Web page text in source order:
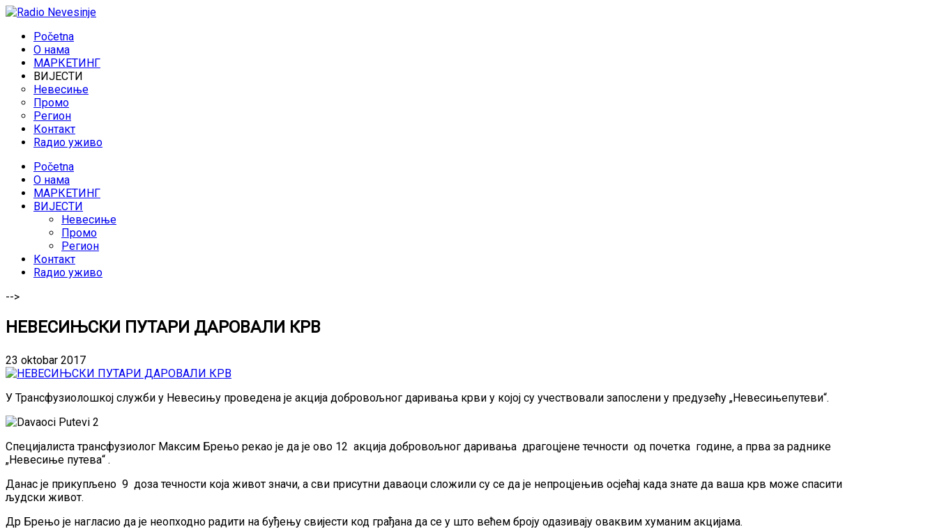
Početna
O нама
МАРКЕТИНГ
ВИЈЕСТИ
Невесиње
Промо
Регион
Контакт
Rадио уживо
Početna
O нама
МАРКЕТИНГ
ВИЈЕСТИ
Невесиње
Промо
Регион
Контакт
Rадио уживо
-->
НЕВЕСИЊСКИ ПУТАРИ ДАРОВАЛИ КРВ
23 oktobar 2017
У Трансфузиолошкој служби у Невесињу проведена је акција добровољног даривања крви у којој су учествовали запослени у предузећу „Невесињепутеви“.
Специјалиста трансфузиолог Максим Брењо рекао је да је ово 12 акција добровољног даривања драгоцјене течности од почетка године, а прва за раднике
„Невесиње путева“ .
Данас је прикупљено 9 доза течности која живот значи, а сви присутни даваоци сложили су се да је непроцјењив осјећај када знате да ваша крв може спасити
људски живот.
Др Брењо је нагласио да је неопходно радити на буђењу свијести код грађана да се у што већем броју одазивају оваквим хуманим акцијама.